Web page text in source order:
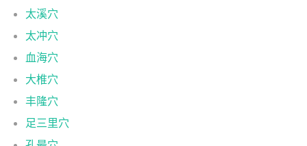
太溪穴
太冲穴
血海穴
大椎穴
丰隆穴
足三里穴